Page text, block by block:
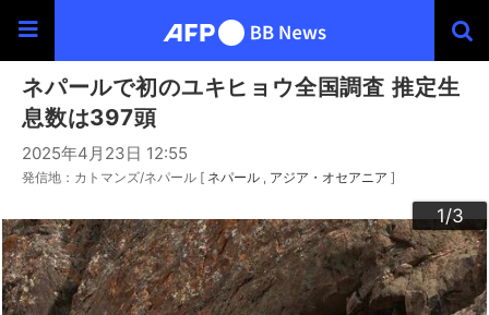
ネパールで初のユキヒョウ全国調査 推定生
息数は397頭
2025年4月23日 12:55
発信地：カトマンズ/ネパール [ ネパール アジア・オセアニア ]
1/3
2/3
3/3